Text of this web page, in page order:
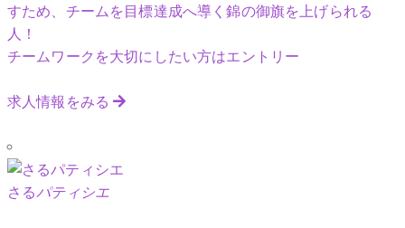
すため、チームを目標達成へ導く錦の御旗を上げられる
人！
チームワークを大切にしたい方はエントリー
求人情報をみる
さるパティシエ